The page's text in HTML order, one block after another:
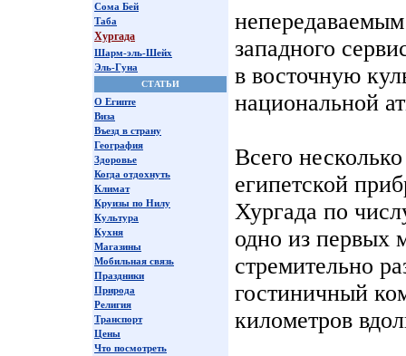
Сома Бей
Таба
Хургада
Шарм-эль-Шейх
Эль-Гуна
СТАТЬИ
О Египте
Виза
Въезд в страну
География
Здоровье
Когда отдохнуть
Климат
Круизы по Нилу
Культура
Кухня
Магазины
Мобильная связь
Праздники
Природа
Религия
Транспорт
Цены
Что посмотреть
западного
в восточную
национальной
Всего
египетской
Хургада по
одно из первых
стремительно
гостиничный
километров